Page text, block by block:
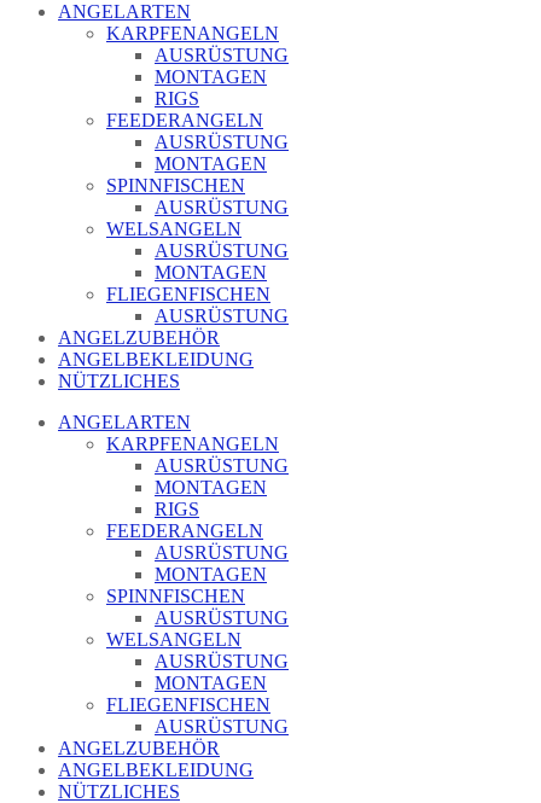
ANGELARTEN
KARPFENANGELN
AUSRÜSTUNG
MONTAGEN
RIGS
FEEDERANGELN
AUSRÜSTUNG
MONTAGEN
SPINNFISCHEN
AUSRÜSTUNG
WELSANGELN
AUSRÜSTUNG
MONTAGEN
FLIEGENFISCHEN
AUSRÜSTUNG
ANGELZUBEHÖR
ANGELBEKLEIDUNG
NÜTZLICHES
ANGELARTEN
KARPFENANGELN
AUSRÜSTUNG
MONTAGEN
RIGS
FEEDERANGELN
AUSRÜSTUNG
MONTAGEN
SPINNFISCHEN
AUSRÜSTUNG
WELSANGELN
AUSRÜSTUNG
MONTAGEN
FLIEGENFISCHEN
AUSRÜSTUNG
ANGELZUBEHÖR
ANGELBEKLEIDUNG
NÜTZLICHES